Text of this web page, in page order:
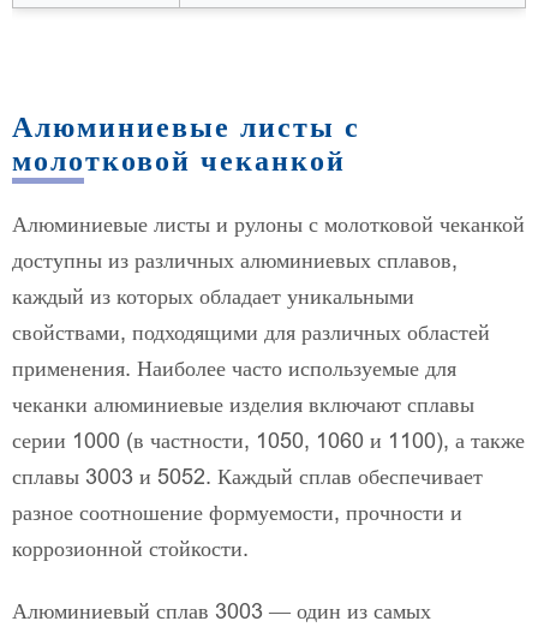
Алюминиевые листы с
молотковой чеканкой
Алюминиевые листы и рулоны с молотковой чеканкой
доступны из различных алюминиевых сплавов,
каждый из которых обладает уникальными
свойствами, подходящими для различных областей
применения. Наиболее часто используемые для
чеканки алюминиевые изделия включают сплавы
серии 1000 (в частности, 1050, 1060 и 1100), а также
сплавы 3003 и 5052. Каждый сплав обеспечивает
разное соотношение формуемости, прочности и
коррозионной стойкости.
Алюминиевый сплав 3003 — один из самых